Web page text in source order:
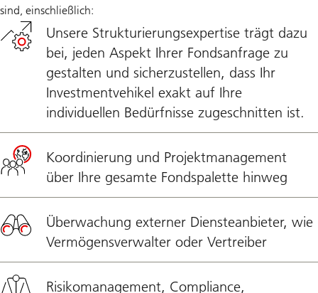
sind, einschließlich:
Unsere Strukturierungsexpertise trägt dazu
bei, jeden Aspekt Ihrer Fondsanfrage zu
gestalten und sicherzustellen, dass Ihr
Investmentvehikel exakt auf Ihre
individuellen Bedürfnisse zugeschnitten ist.
Koordinierung und Projektmanagement
über Ihre gesamte Fondspalette hinweg
Überwachung externer Diensteanbieter, wie
Vermögensverwalter oder Vertreiber
Risikomanagement, Compliance,